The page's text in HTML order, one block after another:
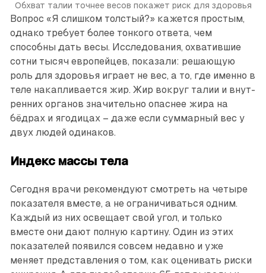
Обхват талии точнее весов покажет риск для здоровья
Вопрос «Я слишком толстый?» кажется простым,
однако требует более тонкого ответа, чем
способны дать весы. Исследования, охватившие
сотни тысяч европейцев, показали: решающую
роль для здоровья играет не вес, а то, где именно в
теле накапливается жир. Жир вокруг талии и внут­
ренних органов значительно опаснее жира на
бёдрах и ягодицах – даже если суммарный вес у
двух людей одинаков.
Индекс массы тела
Сегодня врачи рекомендуют смот­реть на четыре
показателя вместе, а не ограничиваться одним.
Каждый из них освещает свой угол, и только
вместе они дают полную картину. Один из этих
показателей появился совсем недавно и уже
меняет представления о том, как оценивать риски